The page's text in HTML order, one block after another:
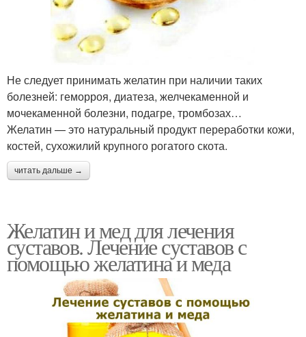
Не следует принимать желатин при наличии таких
болезней: геморроя, диатеза, желчекаменной и
мочекаменной болезни, подагре, тромбозах…
Желатин — это натуральный продукт переработки кожи,
костей, сухожилий крупного рогатого скота.
читать дальше →
Желатин и мед для лечения
суставов. Лечение суставов с
помощью желатина и меда